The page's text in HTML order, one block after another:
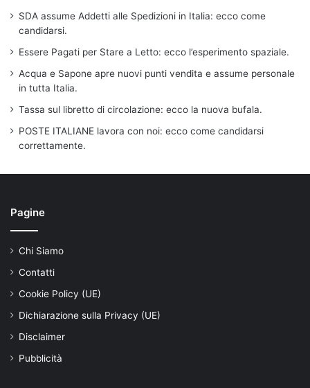
SDA assume Addetti alle Spedizioni in Italia: ecco come
candidarsi.
Essere Pagati per Stare a Letto: ecco l’esperimento spaziale.
Acqua e Sapone apre nuovi punti vendita e assume personale
in tutta Italia.
Tassa sul libretto di circolazione: ecco la nuova bufala.
POSTE ITALIANE lavora con noi: ecco come candidarsi
correttamente.
Pagine
Chi Siamo
Contatti
Cookie Policy (UE)
Dichiarazione sulla Privacy (UE)
Disclaimer
Pubblicità